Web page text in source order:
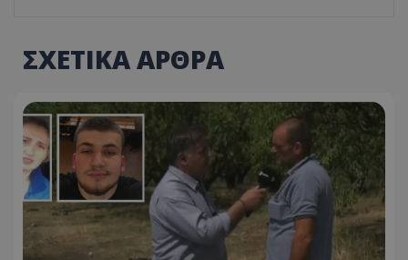
ΣΧΕΤΙΚΑ ΑΡΘΡΑ